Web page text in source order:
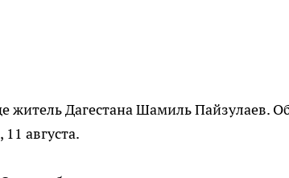
Дагестана Шамиль Пайзулаев.
августа.